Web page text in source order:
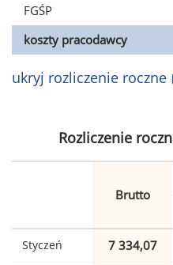
FGŚP
koszty pracodawcy
ukryj rozliczenie roczne
Rozliczenie
Brutto
Styczeń 7 334,07